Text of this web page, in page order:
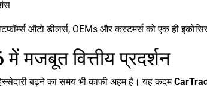
ऑटो डीलर्स, OEMs और कस्टमर्स को एक ही
मजबूत वित्तीय प्रदर्शन
बढ़ने का समय भी काफी अहम है। यह कदम